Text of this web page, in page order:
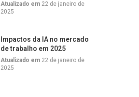
Atualizado em 22 de janeiro de
2025
Impactos da IA no mercado
de trabalho em 2025
Atualizado em 22 de janeiro de
2025